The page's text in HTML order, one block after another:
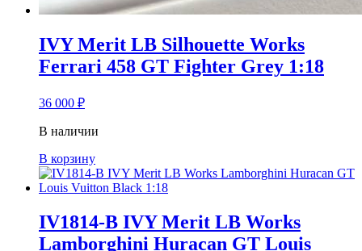
IVY Merit LB Silhouette Works
Ferrari 458 GT Fighter Grey 1:18
36 000 ₽
В наличии
В корзину
IV1814-B IVY Merit LB Works
Lamborghini Huracan GT Louis